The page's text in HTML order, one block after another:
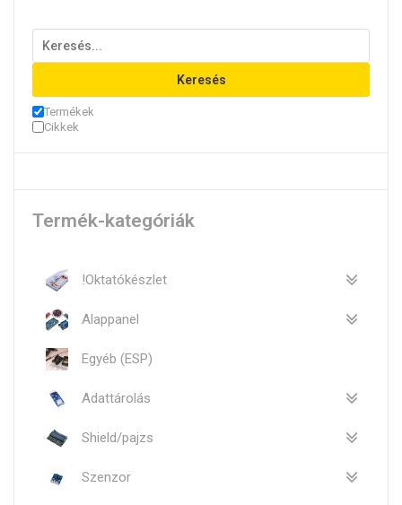
Keresés
Termékek
Cikkek
Termék-kategóriák
!Oktatókészlet
Alappanel
Egyéb (ESP)
Adattárolás
Shield/pajzs
Szenzor